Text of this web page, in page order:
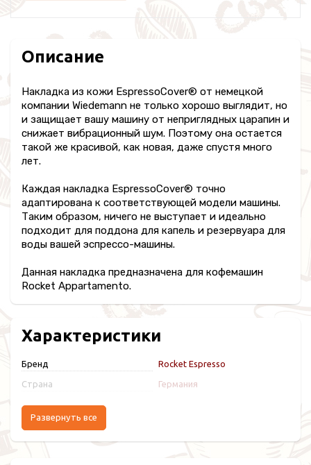
Описание
Накладка из кожи EspressoCover® от немецкой
компании Wiedemann не только хорошо выглядит, но
и защищает вашу машину от неприглядных царапин и
снижает вибрационный шум. Поэтому она остается
такой же красивой, как новая, даже спустя много
лет.
Каждая накладка EspressoCover® точно
адаптирована к соответствующей модели машины.
Таким образом, ничего не выступает и идеально
подходит для поддона для капель и резервуара для
воды вашей эспрессо-машины.
Данная накладка предназначена для кофемашин
Rocket Appartamento.
Характеристики
Бренд Rocket Espresso
Страна Германия
Развернуть все